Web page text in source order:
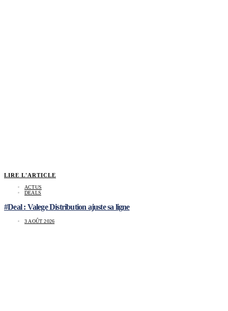
LIRE L'ARTICLE
ACTUS
DEALS
#Deal : Valege Distribution ajuste sa ligne
3 AOÛT 2026